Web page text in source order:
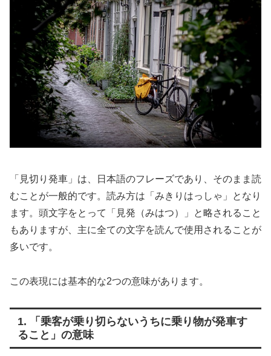
「見切り発車」は、日本語のフレーズであり、そのまま読
むことが一般的です。読み方は「みきりはっしゃ」となり
ます。頭文字をとって「見発（みはつ）」と略されること
もありますが、主に全ての文字を読んで使用されることが
多いです。
この表現には基本的な2つの意味があります。
1. 「乗客が乗り切らないうちに乗り物が発車す
ること」の意味